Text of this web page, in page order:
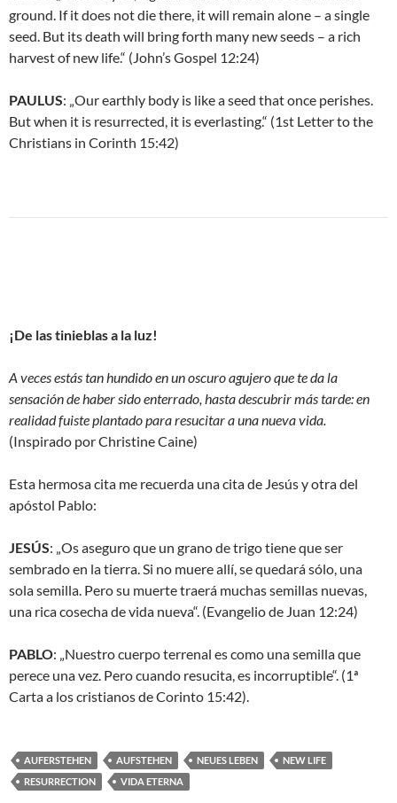
ground. If it does not die there, it will remain alone – a single
seed. But its death will bring forth many new seeds – a rich
harvest of new life.“ (John’s Gospel 12:24)
PAULUS: „Our earthly body is like a seed that once perishes.
But when it is resurrected, it is everlasting.“ (1st Letter to the
Christians in Corinth 15:42)
¡De las tinieblas a la luz!
A veces estás tan hundido en un oscuro agujero que te da la
sensación de haber sido enterrado, hasta descubrir más tarde: en
realidad fuiste plantado para resucitar a una nueva vida.
(Inspirado por Christine Caine)
Esta hermosa cita me recuerda una cita de Jesús y otra del
apóstol Pablo:
JESÚS: „Os aseguro que un grano de trigo tiene que ser
sembrado en la tierra. Si no muere allí, se quedará sólo, una
sola semilla. Pero su muerte traerá muchas semillas nuevas,
una rica cosecha de vida nueva“. (Evangelio de Juan 12:24)
PABLO: „Nuestro cuerpo terrenal es como una semilla que
perece una vez. Pero cuando resucita, es incorruptible“. (1ª
Carta a los cristianos de Corinto 15:42).
AUFERSTEHEN AUFSTEHEN NEUES LEBEN
NEW LIFE
RESURRECTION
VIDA ETERNA